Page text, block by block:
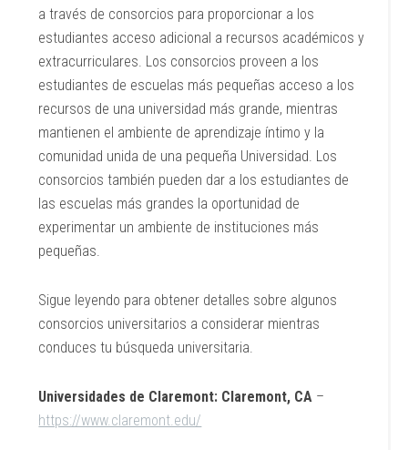
a través de consorcios para proporcionar a los
estudiantes acceso adicional a recursos académicos y
extracurriculares. Los consorcios proveen a los
estudiantes de escuelas más pequeñas acceso a los
recursos de una universidad más grande, mientras
mantienen el ambiente de aprendizaje íntimo y la
comunidad unida de una pequeña Universidad. Los
consorcios también pueden dar a los estudiantes de
las escuelas más grandes la oportunidad de
experimentar un ambiente de instituciones más
pequeñas.
Sigue leyendo para obtener detalles sobre algunos
consorcios universitarios a considerar mientras
conduces tu búsqueda universitaria.
Universidades de Claremont: Claremont, CA –
https://www.claremont.edu/